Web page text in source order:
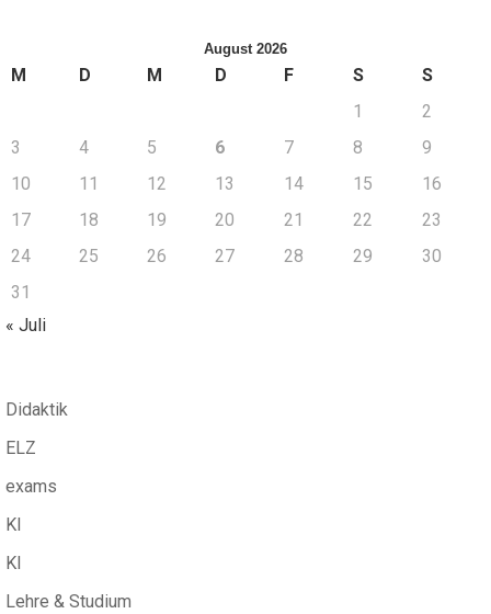
August 2026
M D M D F S
S
1
2
3
4 5 6 7 8
9
10
11 12 13 14 15
16
17
18 19 20 21 22
23
24
25 26 27 28 29
30
31
« Juli
Didaktik
ELZ
exams
KI
KI
Lehre & Studium